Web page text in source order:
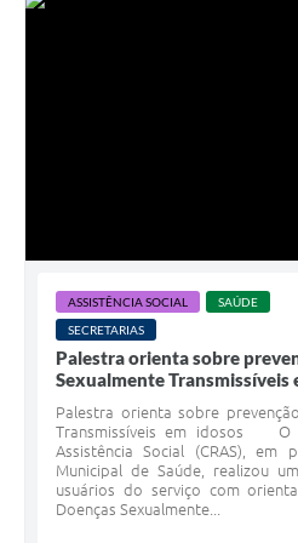
ASSISTÊNCIA SOCIAL
SAÚDE
SECRETARIAS
Palestra orienta sobre
Sexualmente Transmissíveis
Palestra orienta sobre
Transmissíveis em idosos O
Assistência Social (CRAS), em
Municipal de Saúde, realizou
usuários do serviço com
Doenças Sexualmente...